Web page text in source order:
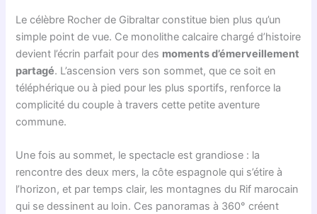
Le célèbre Rocher de Gibraltar constitue bien plus qu’un
simple point de vue. Ce monolithe calcaire chargé d’histoire
devient l’écrin parfait pour des moments d’émerveillement
partagé. L’ascension vers son sommet, que ce soit en
téléphérique ou à pied pour les plus sportifs, renforce la
complicité du couple à travers cette petite aventure
commune.
Une fois au sommet, le spectacle est grandiose : la
rencontre des deux mers, la côte espagnole qui s’étire à
l’horizon, et par temps clair, les montagnes du Rif marocain
qui se dessinent au loin. Ces panoramas à 360° créent